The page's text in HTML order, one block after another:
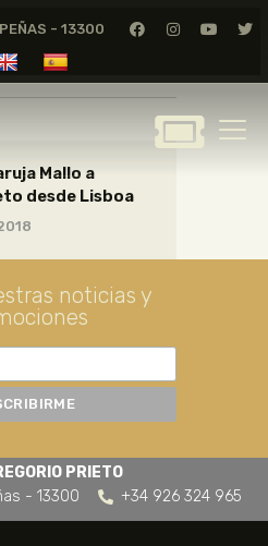
- 13300
DIBUJO
Mallo a
desde Lisboa
noticias y
PRIETO
- 13300
+34 926 324 965